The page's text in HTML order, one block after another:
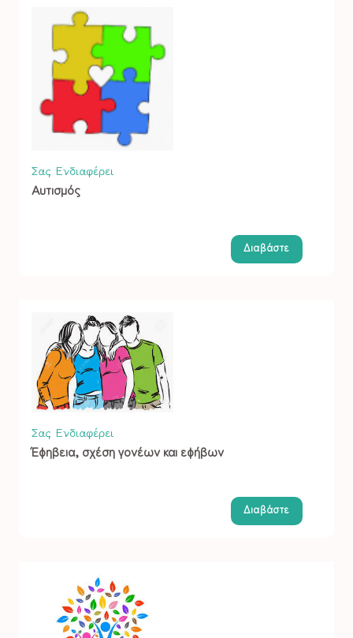
Σας Ενδιαφέρει
Αυτισμός
Διαβάστε
Σας Ενδιαφέρει
Έφηβεια, σχέση γονέων και εφήβων
Διαβάστε